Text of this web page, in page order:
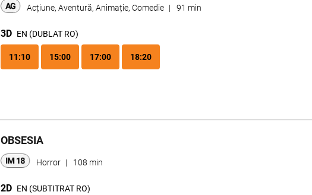
Acțiune, Aventură, Animație, Comedie | 91 min
3D EN (DUBLAT RO)
11:10 15:00 17:00 18:20
OBSESIA
Horror | 108 min
2D EN (SUBTITRAT RO)